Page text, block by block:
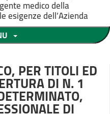
medico della
esigenze dell’Azienda
PER TITOLI ED
DI N. 1
DI